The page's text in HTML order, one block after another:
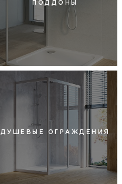
ПОДДОНЫ
ДУШЕВЫЕ ОГРАЖДЕНИЯ